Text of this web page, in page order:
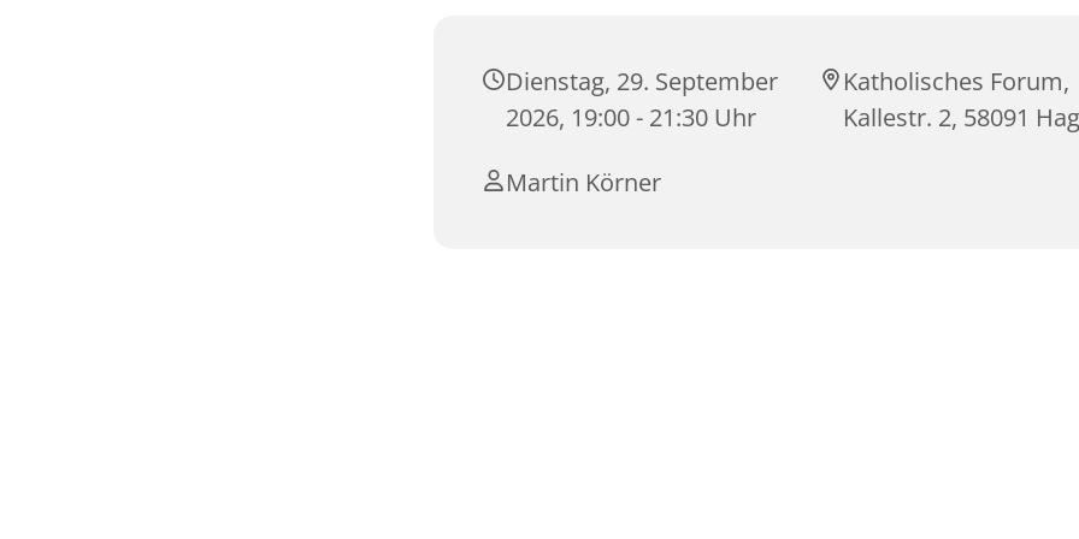
Dienstag, 29. September
2026, 19:00 - 21:30 Uhr
Katholisches Forum,
Kallestr. 2, 58091
Martin Körner